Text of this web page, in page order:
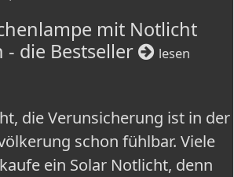
mit Notlicht
- die Bestseller
lesen
die Verunsicherung ist in der
schon fühlbar. Viele
ein Solar Notlicht, denn